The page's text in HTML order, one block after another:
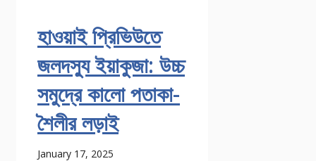
হাওয়াই প্রিভিউতে
জলদস্যু ইয়াকুজা: উচ্চ
সমুদ্রে কালো পতাকা-
শৈলীর লড়াই
January 17, 2025